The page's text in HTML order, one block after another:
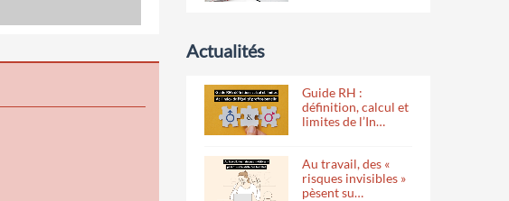
Actualités
Guide RH :
définition, calcul et
limites de l’In…
Au travail, des «
risques invisibles »
pèsent su…